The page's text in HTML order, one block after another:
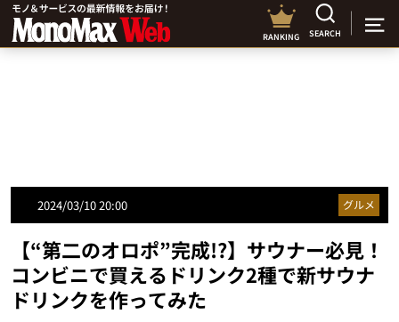
RANKING SEARCH
2024/03/10 20:00 グルメ
【“第二のオロポ”完成!?】サウナー必見！
コンビニで買えるドリンク2種で新サウナ
ドリンクを作ってみた